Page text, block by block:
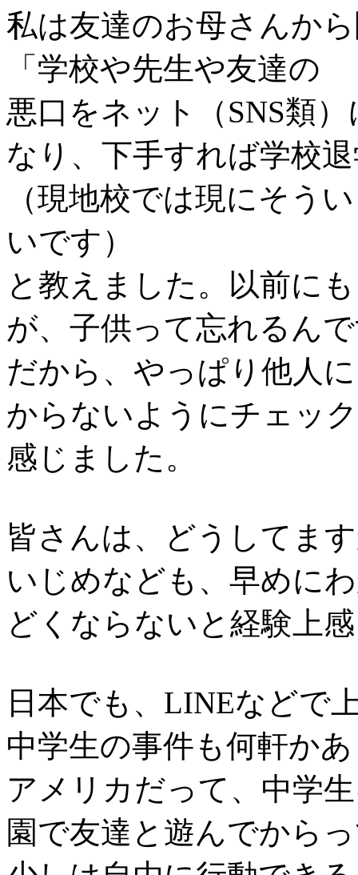
私は友達のお母さんか
「学校や先生や友達の
悪口をネット（SNS類
なり、下手すれば学校
（現地校では現にそう
いです）
と教えました。以前に
が、子供って忘れるん
だから、やっぱり他人
からないようにチェッ
感じました。
皆さんは、どうしてま
いじめなども、早めに
どくならないと経験上
日本でも、LINEなどで
中学生の事件も何軒か
アメリカだって、中学
園で友達と遊んでから